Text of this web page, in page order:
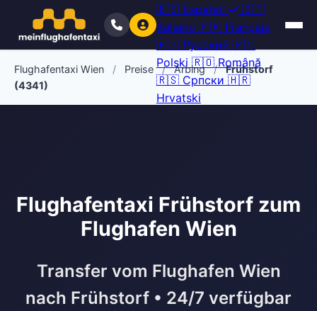
🇪🇸 Español
🇮🇹
Italiano 🇫🇷 Français
🇷🇺 Русский 🇵🇱
Polski 🇷🇴 Română
🇷🇸 Српски 🇭🇷
Hrvatski
Flughafentaxi Wien / Preise / Arbing /
Frühstorf
(4341)
Flughafentaxi Frühstorf zum
Flughafen Wien
Transfer vom Flughafen Wien
nach Frühstorf • 24/7 verfügbar